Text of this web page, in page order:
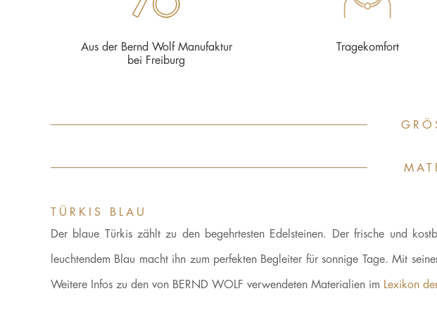
Aus der Bernd Wolf Manufaktur
bei Freiburg
Tragekomfort
TÜRKIS BLAU
Der blaue Türkis zählt zu den begehrtesten Edelsteinen. Der frische und
leuchtendem Blau macht ihn zum perfekten Begleiter für sonnige Tage. Mit
Weitere Infos zu den von BERND WOLF verwendeten Materialien im Lexikon